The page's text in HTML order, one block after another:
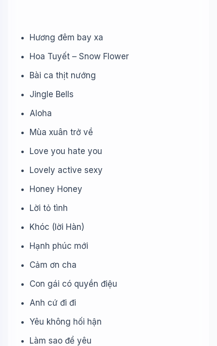
Hương đêm bay xa
Hoa Tuyết – Snow Flower
Bài ca thịt nướng
Jingle Bells
Aloha
Mùa xuân trở về
Love you hate you
Lovely active sexy
Honey Honey
Lời tỏ tình
Khóc (lời Hàn)
Hạnh phúc mới
Cảm ơn cha
Con gái có quyền điệu
Anh cứ đi đi
Yêu không hối hận
Làm sao để yêu